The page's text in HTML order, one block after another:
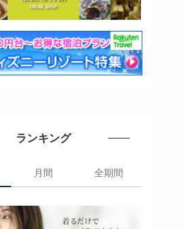
ランキング
月間 全期間